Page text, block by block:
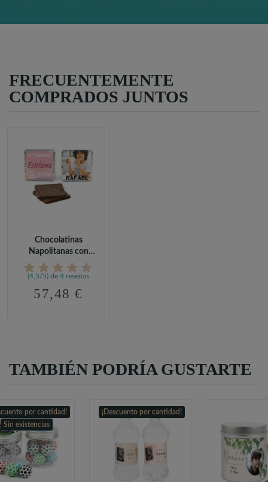
FRECUENTEMENTE
COMPRADOS JUNTOS
Chocolatinas
Napolitanas con
Envoltorio...
(4,5/5) de 4 reseñas
57,48 €
TAMBIÉN PODRÍA GUSTARTE
por cantidad!
Sin existencias
¡Descuento por cantidad!